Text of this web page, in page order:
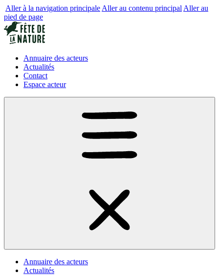
Aller à la navigation principale Aller au contenu principal Aller au
pied de page
Annuaire des acteurs
Actualités
Contact
Espace acteur
Annuaire des acteurs
Actualités